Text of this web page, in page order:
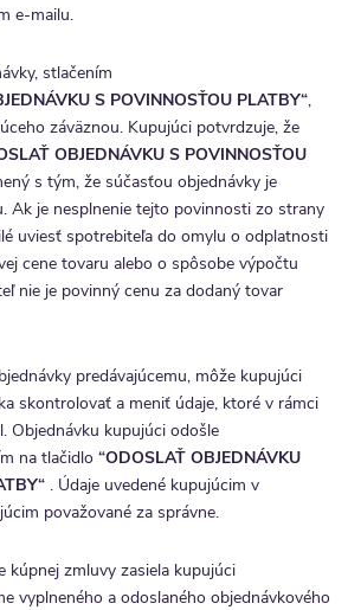
e-mailu.
stlačením
S POVINNOSŤOU PLATBY“,
záväznou. Kupujúci potvrdzuje, že
OBJEDNÁVKU S POVINNOSŤOU
s tým, že súčasťou objednávky je
Ak je nesplnenie tejto povinnosti zo strany
uviesť spotrebiteľa do omylu o odplatnosti
cene tovaru alebo o spôsobe výpočtu
nie je povinný cenu za dodaný tovar
predávajúcemu, môže kupujúci
skontrolovať a meniť údaje, ktoré v rámci
Objednávku kupujúci odošle
na tlačidlo “ODOSLAŤ OBJEDNÁVKU
. Údaje uvedené kupujúcim v
považované za správne.
kúpnej zmluvy zasiela kupujúci
vyplneného a odoslaného objednávkového